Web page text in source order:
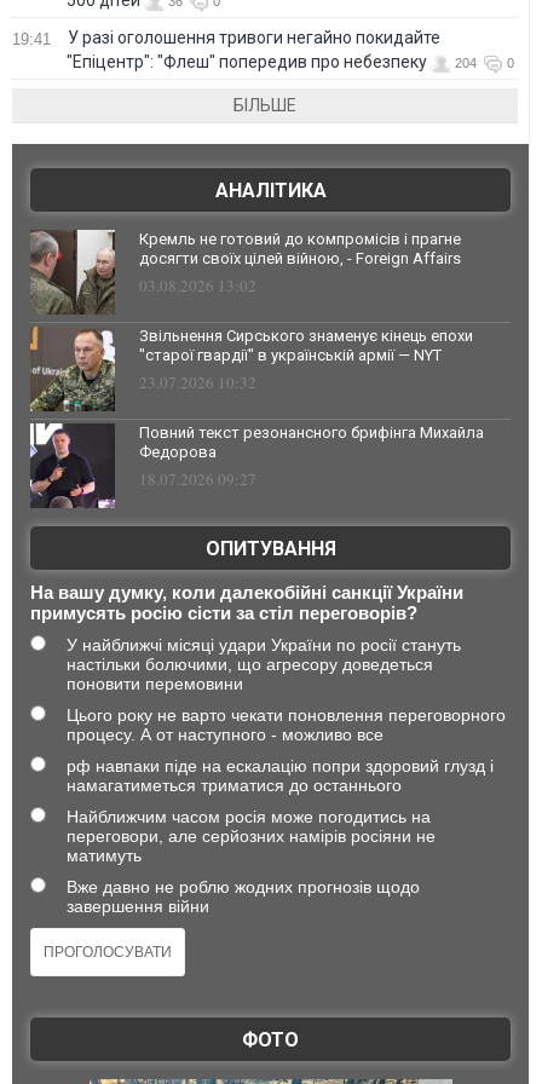
19:41
У разі оголошення тривоги негайно покидайте
"Епіцентр": "Флеш" попередив про небезпеку
204 0
БІЛЬШЕ
АНАЛІТИКА
Кремль не готовий до компромісів і прагне
досягти своїх цілей війною, - Foreign Affairs
03.08.2026 13:02
Звільнення Сирського знаменує кінець епохи
"старої гвардії" в українській армії — NYT
23.07.2026 10:32
Повний текст резонансного брифінга Михайла
Федорова
18.07.2026 09:27
ОПИТУВАННЯ
На вашу думку, коли далекобійні санкції України
примусять росію сісти за стіл переговорів?
У найближчі місяці удари України по росії стануть
настільки болючими, що агресору доведеться
поновити перемовини
Цього року не варто чекати поновлення переговорного
процесу. А от наступного - можливо все
рф навпаки піде на ескалацію попри здоровий глузд і
намагатиметься триматися до останнього
Найближчим часом росія може погодитись на
переговори, але серйозних намірів росіяни не
матимуть
Вже давно не роблю жодних прогнозів щодо
завершення війни
ФОТО